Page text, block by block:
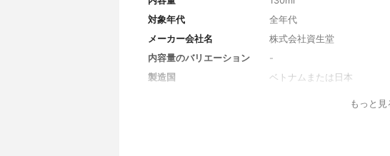
対象年代
全年代
メーカー会社名
株式会社資生堂
内容量のバリエーション
-
製造国
ベトナムまたは日本
もっと見